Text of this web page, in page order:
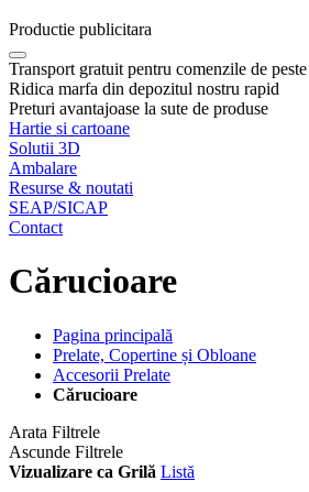
Productie publicitara
Transport gratuit pentru comenzile de
Ridica marfa din depozitul nostru rapid
Preturi avantajoase la sute de produse
Hartie si cartoane
Solutii 3D
Ambalare
Resurse & noutati
SEAP/SICAP
Contact
Cărucioare
Pagina principală
Prelate, Copertine și Obloane
Accesorii Prelate
Cărucioare
Arata Filtrele
Ascunde Filtrele
Vizualizare ca Grilă Listă